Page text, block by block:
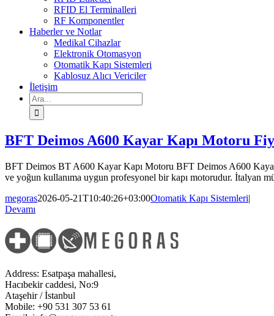
RFID El Terminalleri
RF Komponentler
Haberler ve Notlar
Medikal Cihazlar
Elektronik Otomasyon
Otomatik Kapı Sistemleri
Kablosuz Alıcı Vericiler
İletişim
Ara:
BFT Deimos A600 Kayar Kapı Motoru
BFT Deimos BT A600 Kayar Kapı Motoru BFT Deimos A600
ve yoğun kullanıma uygun profesyonel bir kapı motorudur. İtalyan
megoras2026-05-21T10:40:26+03:00Otomatik Kapı Sistemleri|
Devamı
Address: Esatpaşa mahallesi,
Hacıbekir caddesi, No:9
Ataşehir / İstanbul
Mobile: +90 531 307 53 61